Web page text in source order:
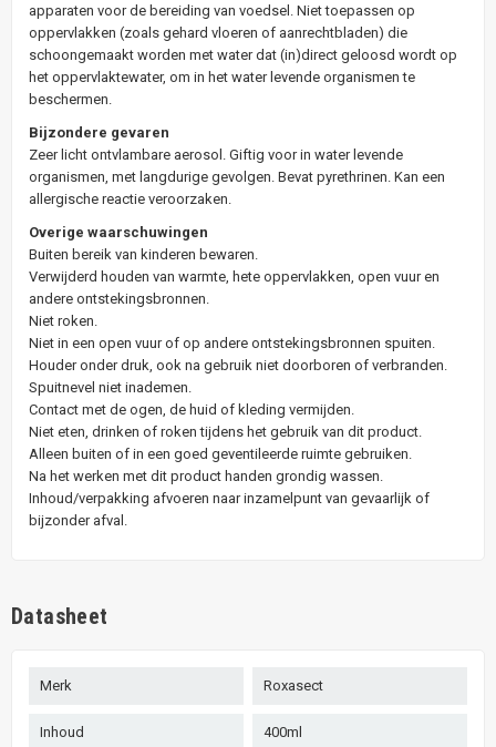
apparaten voor de bereiding van voedsel. Niet toepassen op
oppervlakken (zoals gehard vloeren of aanrechtbladen) die
schoongemaakt worden met water dat (in)direct geloosd wordt op
het oppervlaktewater, om in het water levende organismen te
beschermen.
Bijzondere gevaren
Zeer licht ontvlambare aerosol. Giftig voor in water levende
organismen, met langdurige gevolgen. Bevat pyrethrinen. Kan een
allergische reactie veroorzaken.
Overige waarschuwingen
Buiten bereik van kinderen bewaren.
Verwijderd houden van warmte, hete oppervlakken, open vuur en
andere ontstekingsbronnen.
Niet roken.
Niet in een open vuur of op andere ontstekingsbronnen spuiten.
Houder onder druk, ook na gebruik niet doorboren of verbranden.
Spuitnevel niet inademen.
Contact met de ogen, de huid of kleding vermijden.
Niet eten, drinken of roken tijdens het gebruik van dit product.
Alleen buiten of in een goed geventileerde ruimte gebruiken.
Na het werken met dit product handen grondig wassen.
Inhoud/verpakking afvoeren naar inzamelpunt van gevaarlijk of
bijzonder afval.
Datasheet
Merk Roxasect
Inhoud 400ml